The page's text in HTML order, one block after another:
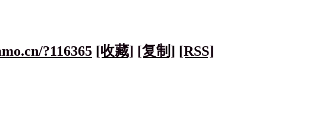
?116365 [收藏] [复制] [RSS]